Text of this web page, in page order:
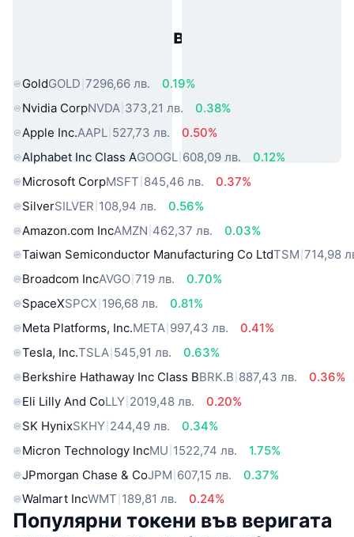
Популярни активи от реалния
GoldGOLD 7296,66 лв.
0.19%
Nvidia CorpNVDA 373,21 лв.
0.38%
Apple Inc.AAPL 527,73 лв.
0.50%
Alphabet Inc Class AGOOGL 608,09 лв.
0.12%
Microsoft CorpMSFT 845,46 лв.
0.37%
SilverSILVER 108,94 лв.
0.56%
Amazon.com IncAMZN 462,37 лв.
0.03%
Taiwan Semiconductor Manufacturing Co LtdTSM 714,98
Broadcom IncAVGO 719 лв.
0.70%
SpaceXSPCX 196,68 лв.
0.81%
Meta Platforms, Inc.META 997,43 лв.
0.41%
Tesla, Inc.TSLA 545,91 лв.
0.63%
Berkshire Hathaway Inc Class BBRK.B 887,43 лв.
0.36%
Eli Lilly And CoLLY 2019,48 лв.
0.20%
SK HynixSKHY 244,49 лв.
0.34%
Micron Technology IncMU 1522,74 лв.
1.75%
JPmorgan Chase & CoJPM 607,15 лв.
0.37%
Walmart IncWMT 189,81 лв. 0.24%
Популярни токени във веригата